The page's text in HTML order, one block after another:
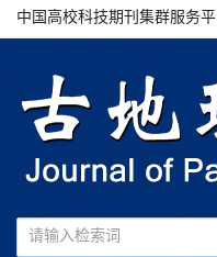
中国高校科技期刊集群服务